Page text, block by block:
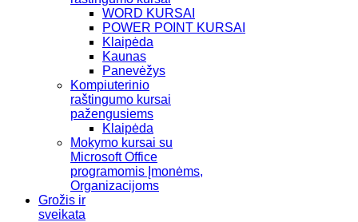
WORD KURSAI
POWER POINT KURSAI
Klaipėda
Kaunas
Panevėžys
Kompiuterinio
raštingumo kursai
pažengusiems
Klaipėda
Mokymo kursai su
Microsoft Office
programomis Įmonėms,
Organizacijoms
Grožis ir
sveikata